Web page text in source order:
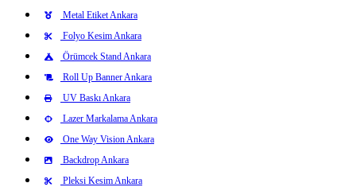
Metal Etiket Ankara
Folyo Kesim Ankara
Örümcek Stand Ankara
Roll Up Banner Ankara
UV Baskı Ankara
Lazer Markalama Ankara
One Way Vision Ankara
Backdrop Ankara
Pleksi Kesim Ankara